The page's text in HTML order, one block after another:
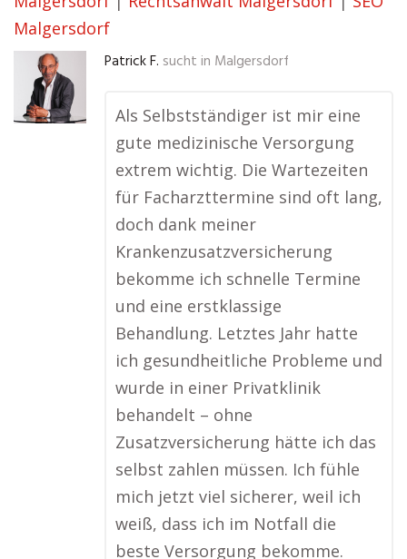
Malgersdorf
Patrick F. sucht in Malgersdorf
Als Selbstständiger ist mir eine
gute medizinische Versorgung
extrem wichtig. Die Wartezeiten
für Facharzttermine sind oft lang,
doch dank meiner
Krankenzusatzversicherung
bekomme ich schnelle Termine
und eine erstklassige
Behandlung. Letztes Jahr hatte
ich gesundheitliche Probleme und
wurde in einer Privatklinik
behandelt – ohne
Zusatzversicherung hätte ich das
selbst zahlen müssen. Ich fühle
mich jetzt viel sicherer, weil ich
weiß, dass ich im Notfall die
beste Versorgung bekomme.